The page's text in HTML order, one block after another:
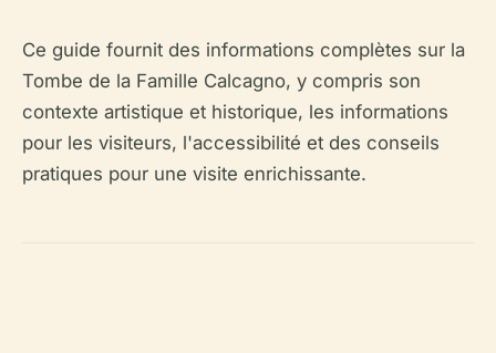
Ce guide fournit des informations complètes sur la
Tombe de la Famille Calcagno, y compris son
contexte artistique et historique, les informations
pour les visiteurs, l'accessibilité et des conseils
pratiques pour une visite enrichissante.